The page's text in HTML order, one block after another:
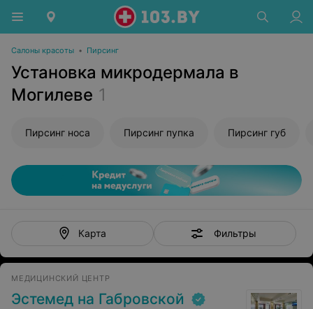
Салоны красоты • Пирсинг
Установка микродермала в
Могилеве 1
Пирсинг носа Пирсинг пупка Пирсинг губ
Карта Фильтры
МЕДИЦИНСКИЙ ЦЕНТР
Эстемед на Габровской